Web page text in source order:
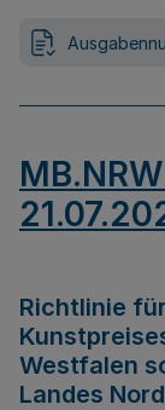
Richtlinie
Westfalen
Landes